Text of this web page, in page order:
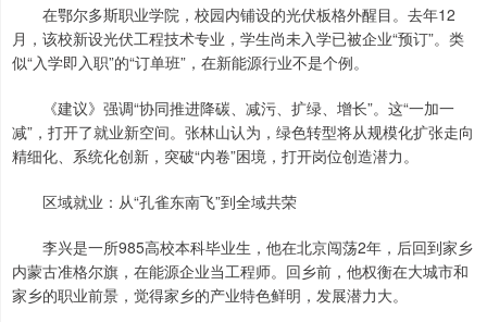
在鄂尔多斯职业学院，校园内铺设的光伏板格外醒目。去年12
月，该校新设光伏工程技术专业，学生尚未入学已被企业“预订”。类
似“入学即入职”的“订单班”，在新能源行业不是个例。
《建议》强调“协同推进降碳、减污、扩绿、增长”。这“一加一
减”，打开了就业新空间。张林山认为，绿色转型将从规模化扩张走向
精细化、系统化创新，突破“内卷”困境，打开岗位创造潜力。
区域就业：从“孔雀东南飞”到全域共荣
李兴是一所985高校本科毕业生，他在北京闯荡2年，后回到家乡
内蒙古准格尔旗，在能源企业当工程师。回乡前，他权衡在大城市和
家乡的职业前景，觉得家乡的产业特色鲜明，发展潜力大。